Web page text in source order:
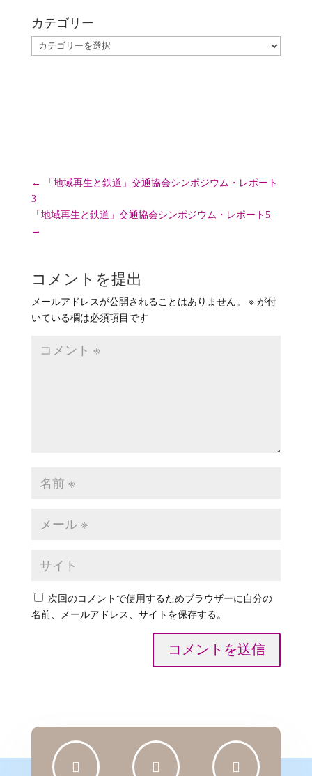
カテゴリー
カ
←
「地域再生と鉄道」交通協会シンポジウム・レポート
3
「地域再生と鉄道」交通協会シンポジウム・レポート5
→
コメントを提出
メールアドレスが公開されることはありません。 ※が付
いている欄は必須項目です
次回のコメントで使用するためブラウザーに自分の
名前、メールアドレス、サイトを保存する。
コメントを送信
  